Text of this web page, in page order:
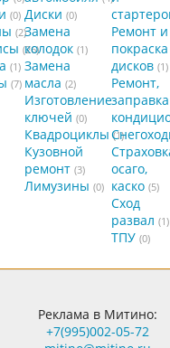
(0)
(2)
(26)
(1)
(7)
Диски (0)
Замена
колодок (1)
Замена
масла (2)
Изготовление
ключей (0)
Квадроциклы (1)
Кузовной
ремонт (3)
Лимузины (0)
Ремонт и
покраска
дисков (1)
Ремонт,
заправка
осаго,
каско (5)
Сход
развал (1)
ТПУ (0)
Реклама в Митино:
+7(995)002-05-72